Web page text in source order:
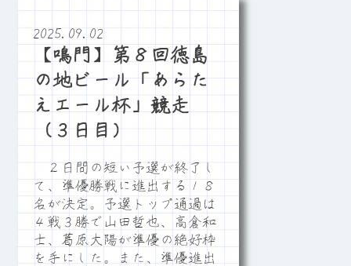
2025.09.02
【鳴門】第８回徳島
の地ビール「あらた
えエール杯」競走
（３日目）
２日間の短い予選が終了し
て、準優勝戦に進出する１８
名が決定。予選トップ通過は
４戦３勝で山田哲也、高倉和
士、葛原大陽が準優の絶好枠
を手にした。また、準優進出